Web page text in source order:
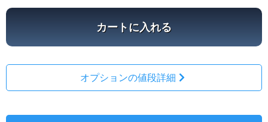
カートに入れる
オプションの値段詳細